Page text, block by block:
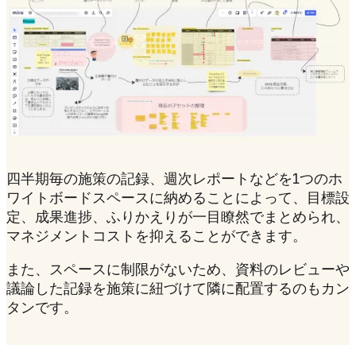
四半期毎の施策の記録、週次レポートなどを1つのホ
ワイトボードスペースに納めることによって、目標設
定、成果進捗、ふりかえりが一目瞭然でまとめられ、
マネジメントコストを抑えることができます。
また、スペースに制限がないため、資料のレビューや
議論した記録を施策に紐づけて隣に配置するのもカン
タンです。